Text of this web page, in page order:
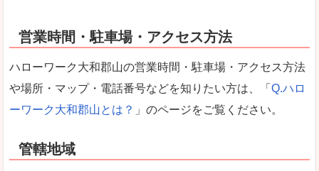
営業時間・駐車場・アクセス方法
ハローワーク大和郡山の営業時間・駐車場・アクセス方法
や場所・マップ・電話番号などを知りたい方は、「 Q.ハロ
ーワーク大和郡山とは？ 」のページをご覧ください。
管轄地域